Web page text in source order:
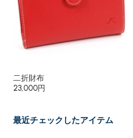
二折財布
23,000円
最近チェックしたアイテム